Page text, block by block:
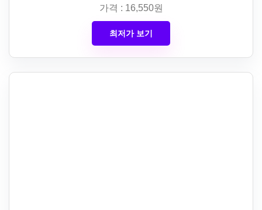
가격 : 16,550원
최저가 보기